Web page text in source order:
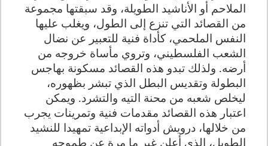
الملاحم أو الأناشيد الطويلة، وقد سبقتها مجموعة
من القصائد التي تنزع إلى الطول، ويغلب عليها
النفس الملحمي، كأداة فنية للتعبير عن نضال
الشعب الفلسطيني، وتروي مأساة خروجه من
أرضه. ولذلك تبدو هذه القصائد مسكونة بهاجس
البطولة وتقديس البطل الذي تبشر بظهوره،
ليخلص شعبه من محنة التيه والتشرد. ويمكن
اعتبار هذه القصائد مقدمات فنية وتمرينات يجرب
من خلالها، درويش أدواته الإبداعية تمهيدا للنشيد
الطويل، الذي أعلن غير ما مرة عن طموحه